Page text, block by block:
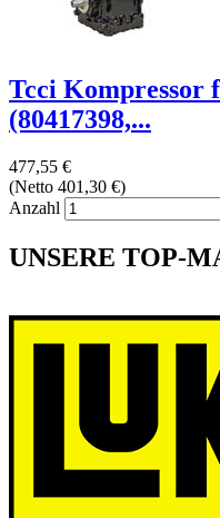
Tcci Kompressor
(80417398,...
477,55 €
(Netto 401,30 €)
Anzahl
UNSERE TOP-